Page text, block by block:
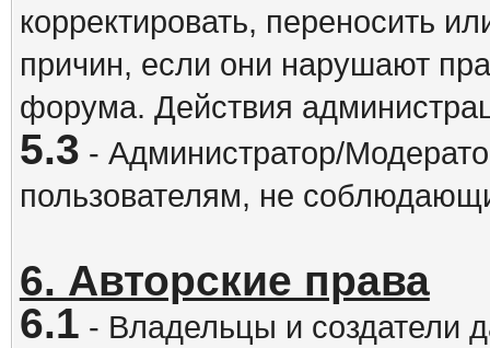
корректировать, переносить
причин, если они нарушают
форума. Действия
5.3 - Администратор/
пользователям, не
6. Авторские права
6.1 - Владельцы и создатели